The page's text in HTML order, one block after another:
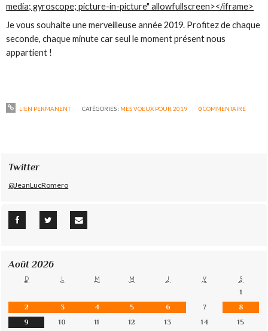
media; gyroscope; picture-in-picture" allowfullscreen></iframe>
Je vous souhaite une merveilleuse année 2019. Profitez de chaque
seconde, chaque minute car seul le moment présent nous
appartient !
LIEN PERMANENT CATÉGORIES : MES VOEUX POUR 2019 0COMMENTAIRE
Twitter
@JeanLucRomero
Août 2026
D L M M J V S
1
2
3 4 5 6 7
8
9
10 11 12 13 14 15